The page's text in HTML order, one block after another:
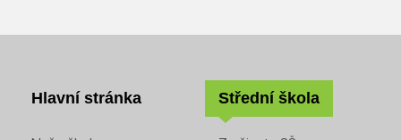
Hlavní stránka Střední škola